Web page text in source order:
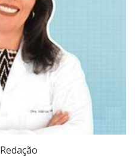
Redação